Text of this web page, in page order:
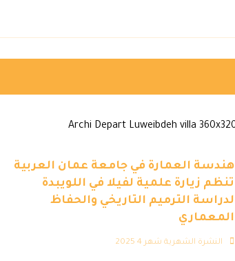
هندسة العمارة في جامعة عمان العربية
تنظم زيارة علمية لفيلا في اللويبدة
لدراسة الترميم التاريخي والحفاظ
المعماري
النشرة الشهرية شهر 4 2025